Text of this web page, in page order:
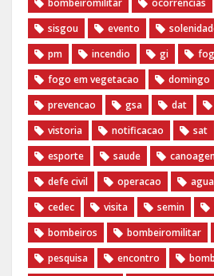
bombeiromilitar
ocorrencias
sisgou
evento
pm
incendio gi
fogo em vegetacao
domingo
prevencao
gsa dat
vistoria
notificacao sat
esporte
saude
defe civil
operacao
cedec
visita semin
bombeiros
bombeiromilitar
pesquisa
encontro